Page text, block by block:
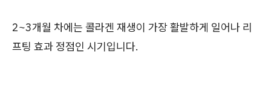
2~3개월 차에는 콜라겐 재생이 가장 활발하게 일어나 리
프팅 효과 정점인 시기입니다.